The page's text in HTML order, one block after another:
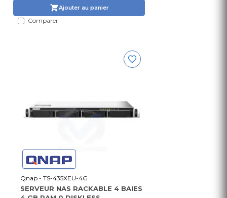
Ajouter au panier
Comparer
Qnap - TS-435XEU-4G
SERVEUR NAS RACKABLE 4 BAIES